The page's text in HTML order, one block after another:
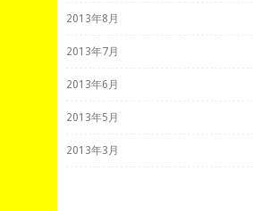
2013年8月
2013年7月
2013年6月
2013年5月
2013年3月